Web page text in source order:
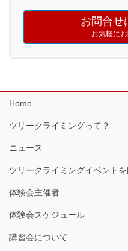
お問合せ
お気軽に
Home
ツリークライミングって？
ニュース
ツリークライミングイベント
体験会主催者
体験会スケジュール
講習会について